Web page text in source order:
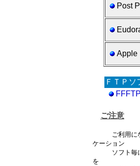
Post
Apple
ＦＴＰソ
ご注意
ご利用になっ
ケーション
ソフト毎に設
を